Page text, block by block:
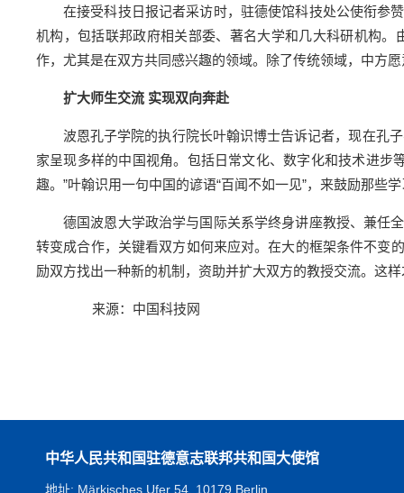
在接受科技日报记者采访时，驻德使馆科技处公使衔参
机构，包括联邦政府相关部委、著名大学和几大科研机构
作，尤其是在双方共同感兴趣的领域。除了传统领域，中方
扩大师生交流 实现双向奔赴
波恩孔子学院的执行院长叶翰识博士告诉记者，现在孔
家呈现多样的中国视角。包括日常文化、数字化和技术进
趣。”叶翰识用一句中国的谚语“百闻不如一见”，来鼓励那些
德国波恩大学政治学与国际关系学终身讲座教授、兼任
转变成合作，关键看双方如何来应对。在大的框架条件不变
励双方找出一种新的机制，资助并扩大双方的教授交流。这
来源：中国科技网
中华人民共和国驻德意志联邦共和国大使馆
地址: Märkisches Ufer 54, 10179 Berlin